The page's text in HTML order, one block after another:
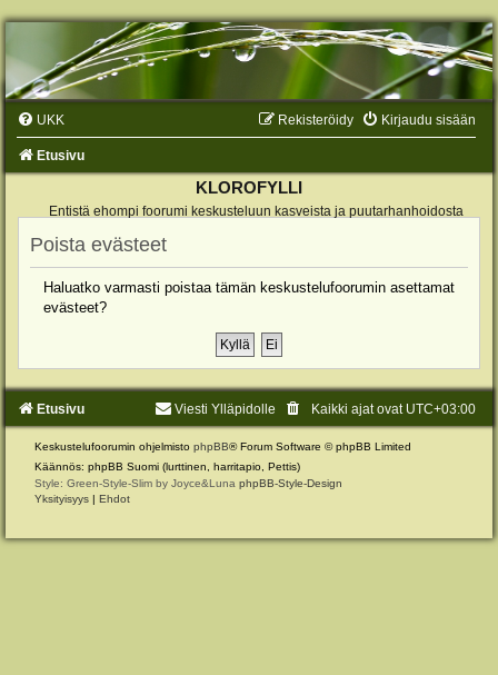
UKK Kirjaudu sisään
Rekisteröidy
Etusivu
KLOROFYLLI
Entistä ehompi foorumi keskusteluun kasveista ja puutarhanhoidosta
Poista evästeet
Haluatko varmasti poistaa tämän keskustelufoorumin asettamat
evästeet?
Etusivu Kaikki ajat ovat UTC+03:00
Viesti Ylläpidolle
Keskustelufoorumin ohjelmisto phpBB® Forum Software © phpBB Limited
Käännös: phpBB Suomi (lurttinen, harritapio, Pettis)
Style: Green-Style-Slim by Joyce&Luna phpBB-Style-Design
Yksityisyys | Ehdot